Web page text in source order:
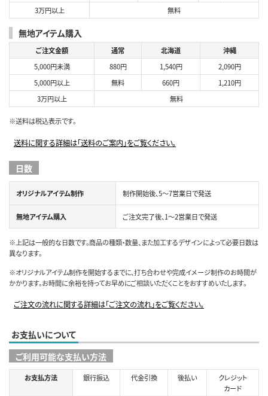
3万円以上
無料
無地アイテム購入
ご注文金額 通常 北海道
沖縄
5,000円未満
880円 1,540円
2,090円
5,000円以上
無料 660円
1,210円
3万円以上
無料
※送料は税込表示です。
送料に関する詳細は「送料のご案内」をご覧ください。
日数
オリジナルアイテム制作 制作開始後、5～7営業日で発送
無地アイテム購入 ご注文完了後、1～2営業日で発送
※上記は一般的な日数です。商品の種類・数量、また加工するデザインによって必要日数は
異なります。
※オリジナルアイテム制作を開始するまでに、打ち合わせや完成イメージ制作のお時間が
かかります。お時間に余裕を持ってお早めにご相談いただくことをおすすめいたします。
ご注文の流れに関する詳細は「ご注文の流れ」をご覧ください。
お支払いについて
ご利用可能な支払い方法
お支払方法 銀行振込 代金引換 後払い
クレジット
カード